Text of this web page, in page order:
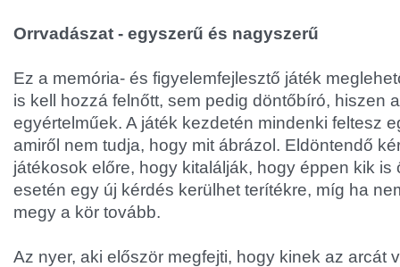
Orrvadászat - egyszerű és nagyszerű
Ez a memória- és figyelemfejlesztő játék
is kell hozzá felnőtt, sem pedig döntőbíró, hiszen
egyértelműek. A játék kezdetén mindenki feltesz
amiről nem tudja, hogy mit ábrázol. Eldöntendő
játékosok előre, hogy kitalálják, hogy éppen kik is
esetén egy új kérdés kerülhet terítékre, míg ha
megy a kör tovább.
Az nyer, aki először megfejti, hogy kinek az arcát